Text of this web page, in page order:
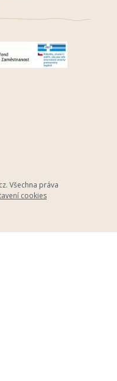
. Všechna práva
cookies